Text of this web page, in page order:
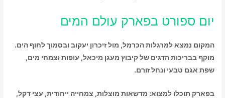
יום ספורט בפארק עולם המים
המקום נמצא למרגלות הכרמל, מול זיכרון יעקוב ובסמוך לחוף הים.
מוקף בבריכות הדגים של קיבוץ מעגן מיכאל, עופות וצמחי מים,
שפת אגם טבעי ונחל זורם.
בפארק תוכלו למצוא: מדשאות מוצלות, צמחייה ייחודית, עצי דקל,